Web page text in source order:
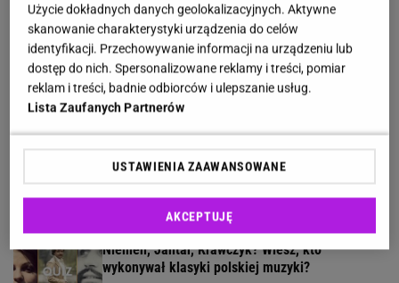
Żyłeś w PRL-u? Sprawdź w naszym quizie, czy
pamiętasz te programy
Geograficzny quiz wyłoni ekspertów. Tylko 30% z
was zdobywa komplet!
Niemen, Jantar, Krawczyk? Wiesz, kto
wykonywał klasyki polskiej muzyki?
Użycie dokładnych danych geolokalizacyjnych. Aktywne
skanowanie charakterystyki urządzenia do celów
identyfikacji. Przechowywanie informacji na urządzeniu lub
dostęp do nich. Spersonalizowane reklamy i treści, pomiar
reklam i treści, badnie odbiorców i ulepszanie usług.
Lista Zaufanych Partnerów
USTAWIENIA ZAAWANSOWANE
AKCEPTUJĘ